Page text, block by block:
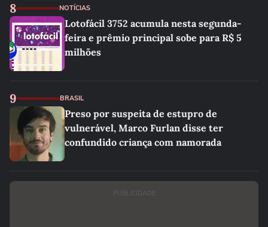
8 NOTÍCIAS
Lotofácil 3752 acumula nesta segunda-
feira e prêmio principal sobe para R$ 5
milhões
9 BRASIL
Preso por suspeita de estupro de
vulnerável, Marco Furlan disse ter
confundido criança com namorada
PUBLICIDADE